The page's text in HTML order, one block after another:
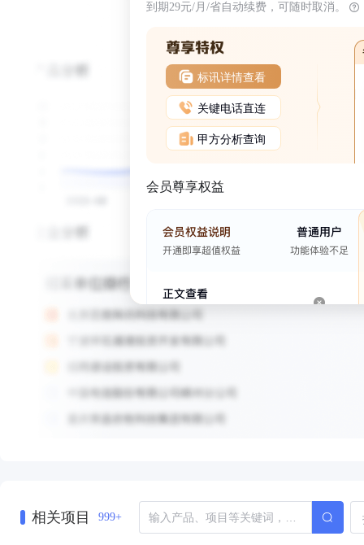
到期29元/月/省自动续费，可随时取消。
标讯详情查看
关键电话直连
甲方分析查询
会员尊享权益
相关项目 999+